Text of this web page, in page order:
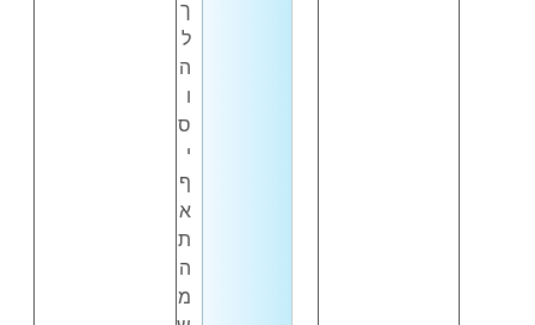
ך
ל
ה
ו
ס
י
ף
א
ת
ה
מ